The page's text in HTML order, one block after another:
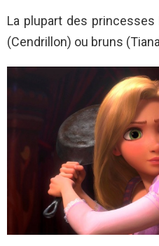
La plupart des
(Cendrillon) ou bruns